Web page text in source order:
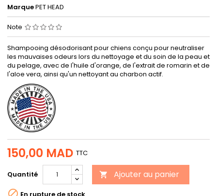
MarquePET HEAD
Note
Shampooing désodorisant pour chiens conçu pour neutraliser
les mauvaises odeurs lors du nettoyage et du soin de la peau et
du pelage, avec de l'huile d'orange, de l'extrait de romarin et de
l'aloe vera, ainsi qu'un nettoyant au charbon actif.
150,00 MAD TTC
Quantité  Ajouter au panier
